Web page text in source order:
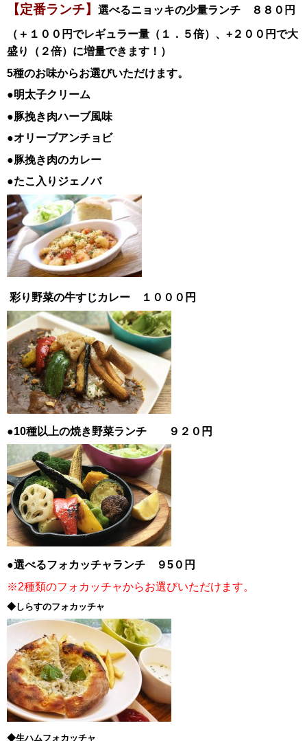
【定番ランチ】 選べるニョッキの少量ランチ ８８０円
（＋１００円でレギュラー量（１．５倍）、+２００円で大
盛り（２倍）に増量できます！）
5種のお味からお選びいただけます。
●明太子クリーム
●豚挽き肉ハーブ風味
●オリーブアンチョビ
●豚挽き肉のカレー
●たこ入りジェノバ
彩り野菜の牛すじカレー １０００円
●10種以上の焼き野菜ランチ ９２０円
●選べるフォカッチャランチ ９5０円
※2種類のフォカッチャからお選びいただけます。
◆しらすのフォカッチャ
◆生ハムフォカッチャ